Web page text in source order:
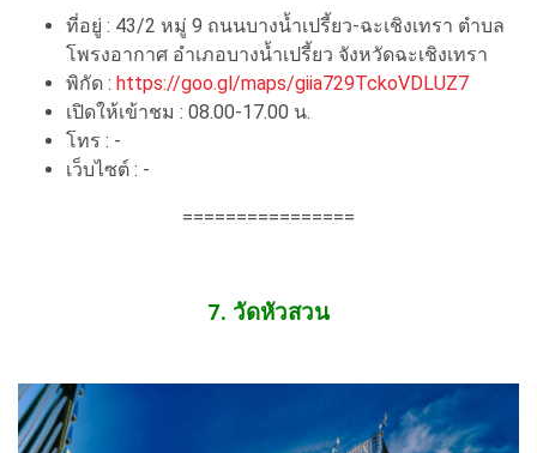
ที่อยู่ : 43/2 หมู่ 9 ถนนบางน้ำเปรี้ยว-ฉะเชิงเทรา ตำบล
โพรงอากาศ อำเภอบางน้ำเปรี้ยว จังหวัดฉะเชิงเทรา
พิกัด : https://goo.gl/maps/giia729TckoVDLUZ7
เปิดให้เข้าชม : 08.00-17.00 น.
โทร : -
เว็บไซต์ : -
================
7. วัดหัวสวน